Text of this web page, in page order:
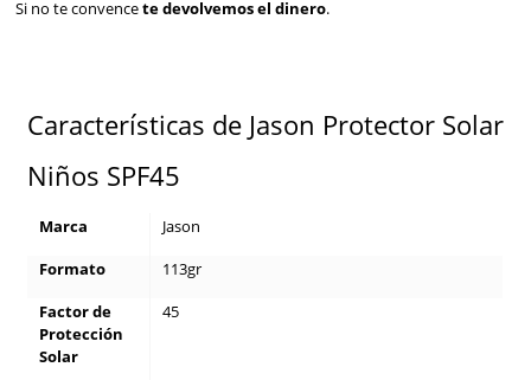
Si no te convencete devolvemos el dinero.
Características de Jason Protector Solar
Niños SPF45
Marca
Jason
Formato
113gr
Factor de
Protección
Solar
45